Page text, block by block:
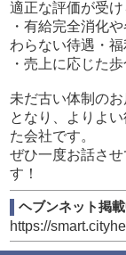
罰金ノルマなど
ら差し引かれる
当店では給与の
適正な評価が受け
・有給完全消化
わらない待遇・福
・売上に応じた
未だ古い体制の
となり、よりよ
た会社です。
ぜひ一度お話さ
す！
ヘブンネット掲
https://